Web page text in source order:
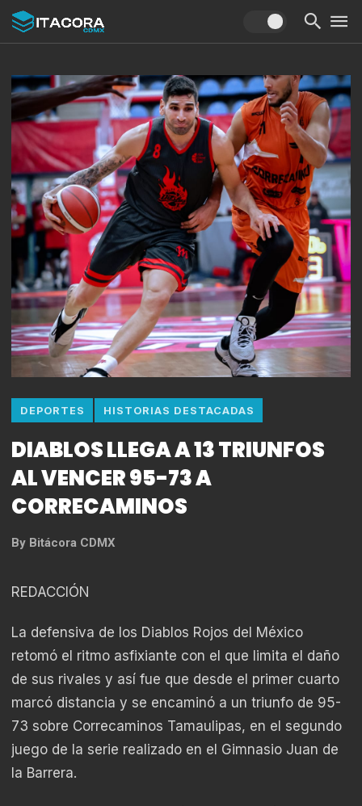
DEPORTES HISTORIAS DESTACADAS
DIABLOS LLEGA A 13 TRIUNFOS
AL VENCER 95-73 A
CORRECAMINOS
By Bitácora CDMX
REDACCIÓN
La defensiva de los Diablos Rojos del México
retomó el ritmo asfixiante con el que limita el daño
de sus rivales y así fue que desde el primer cuarto
marcó distancia y se encaminó a un triunfo de 95-
73 sobre Correcaminos Tamaulipas, en el segundo
juego de la serie realizado en el Gimnasio Juan de
la Barrera.